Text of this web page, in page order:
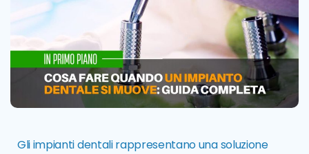
Gliimpianti dentalirappresentano una soluzione